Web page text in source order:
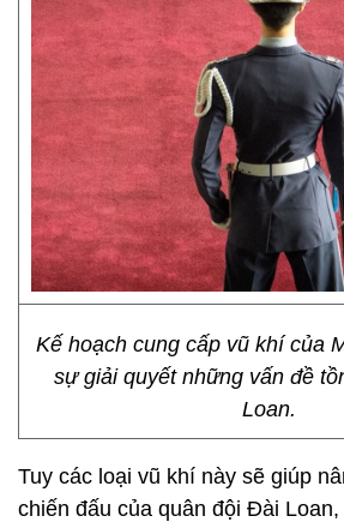
Kế hoạch cung cấp vũ khí của
sự giải quyết những vấn đề
Loan.
Tuy các loại vũ khí này sẽ giúp
chiến đấu của quân đội Đài